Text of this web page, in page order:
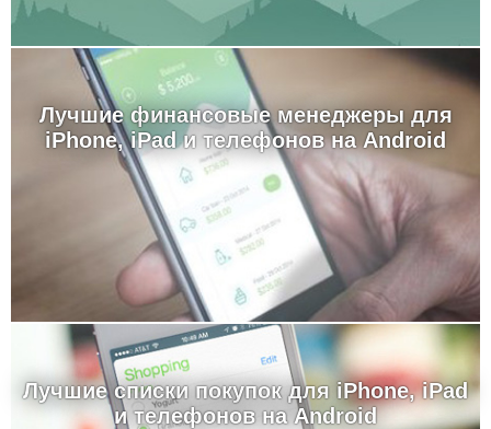
Лучшие финансовые менеджеры для
iPhone, iPad и телефонов на Android
Лучшие cписки покупок для iPhone, iPad
и телефонов на Android